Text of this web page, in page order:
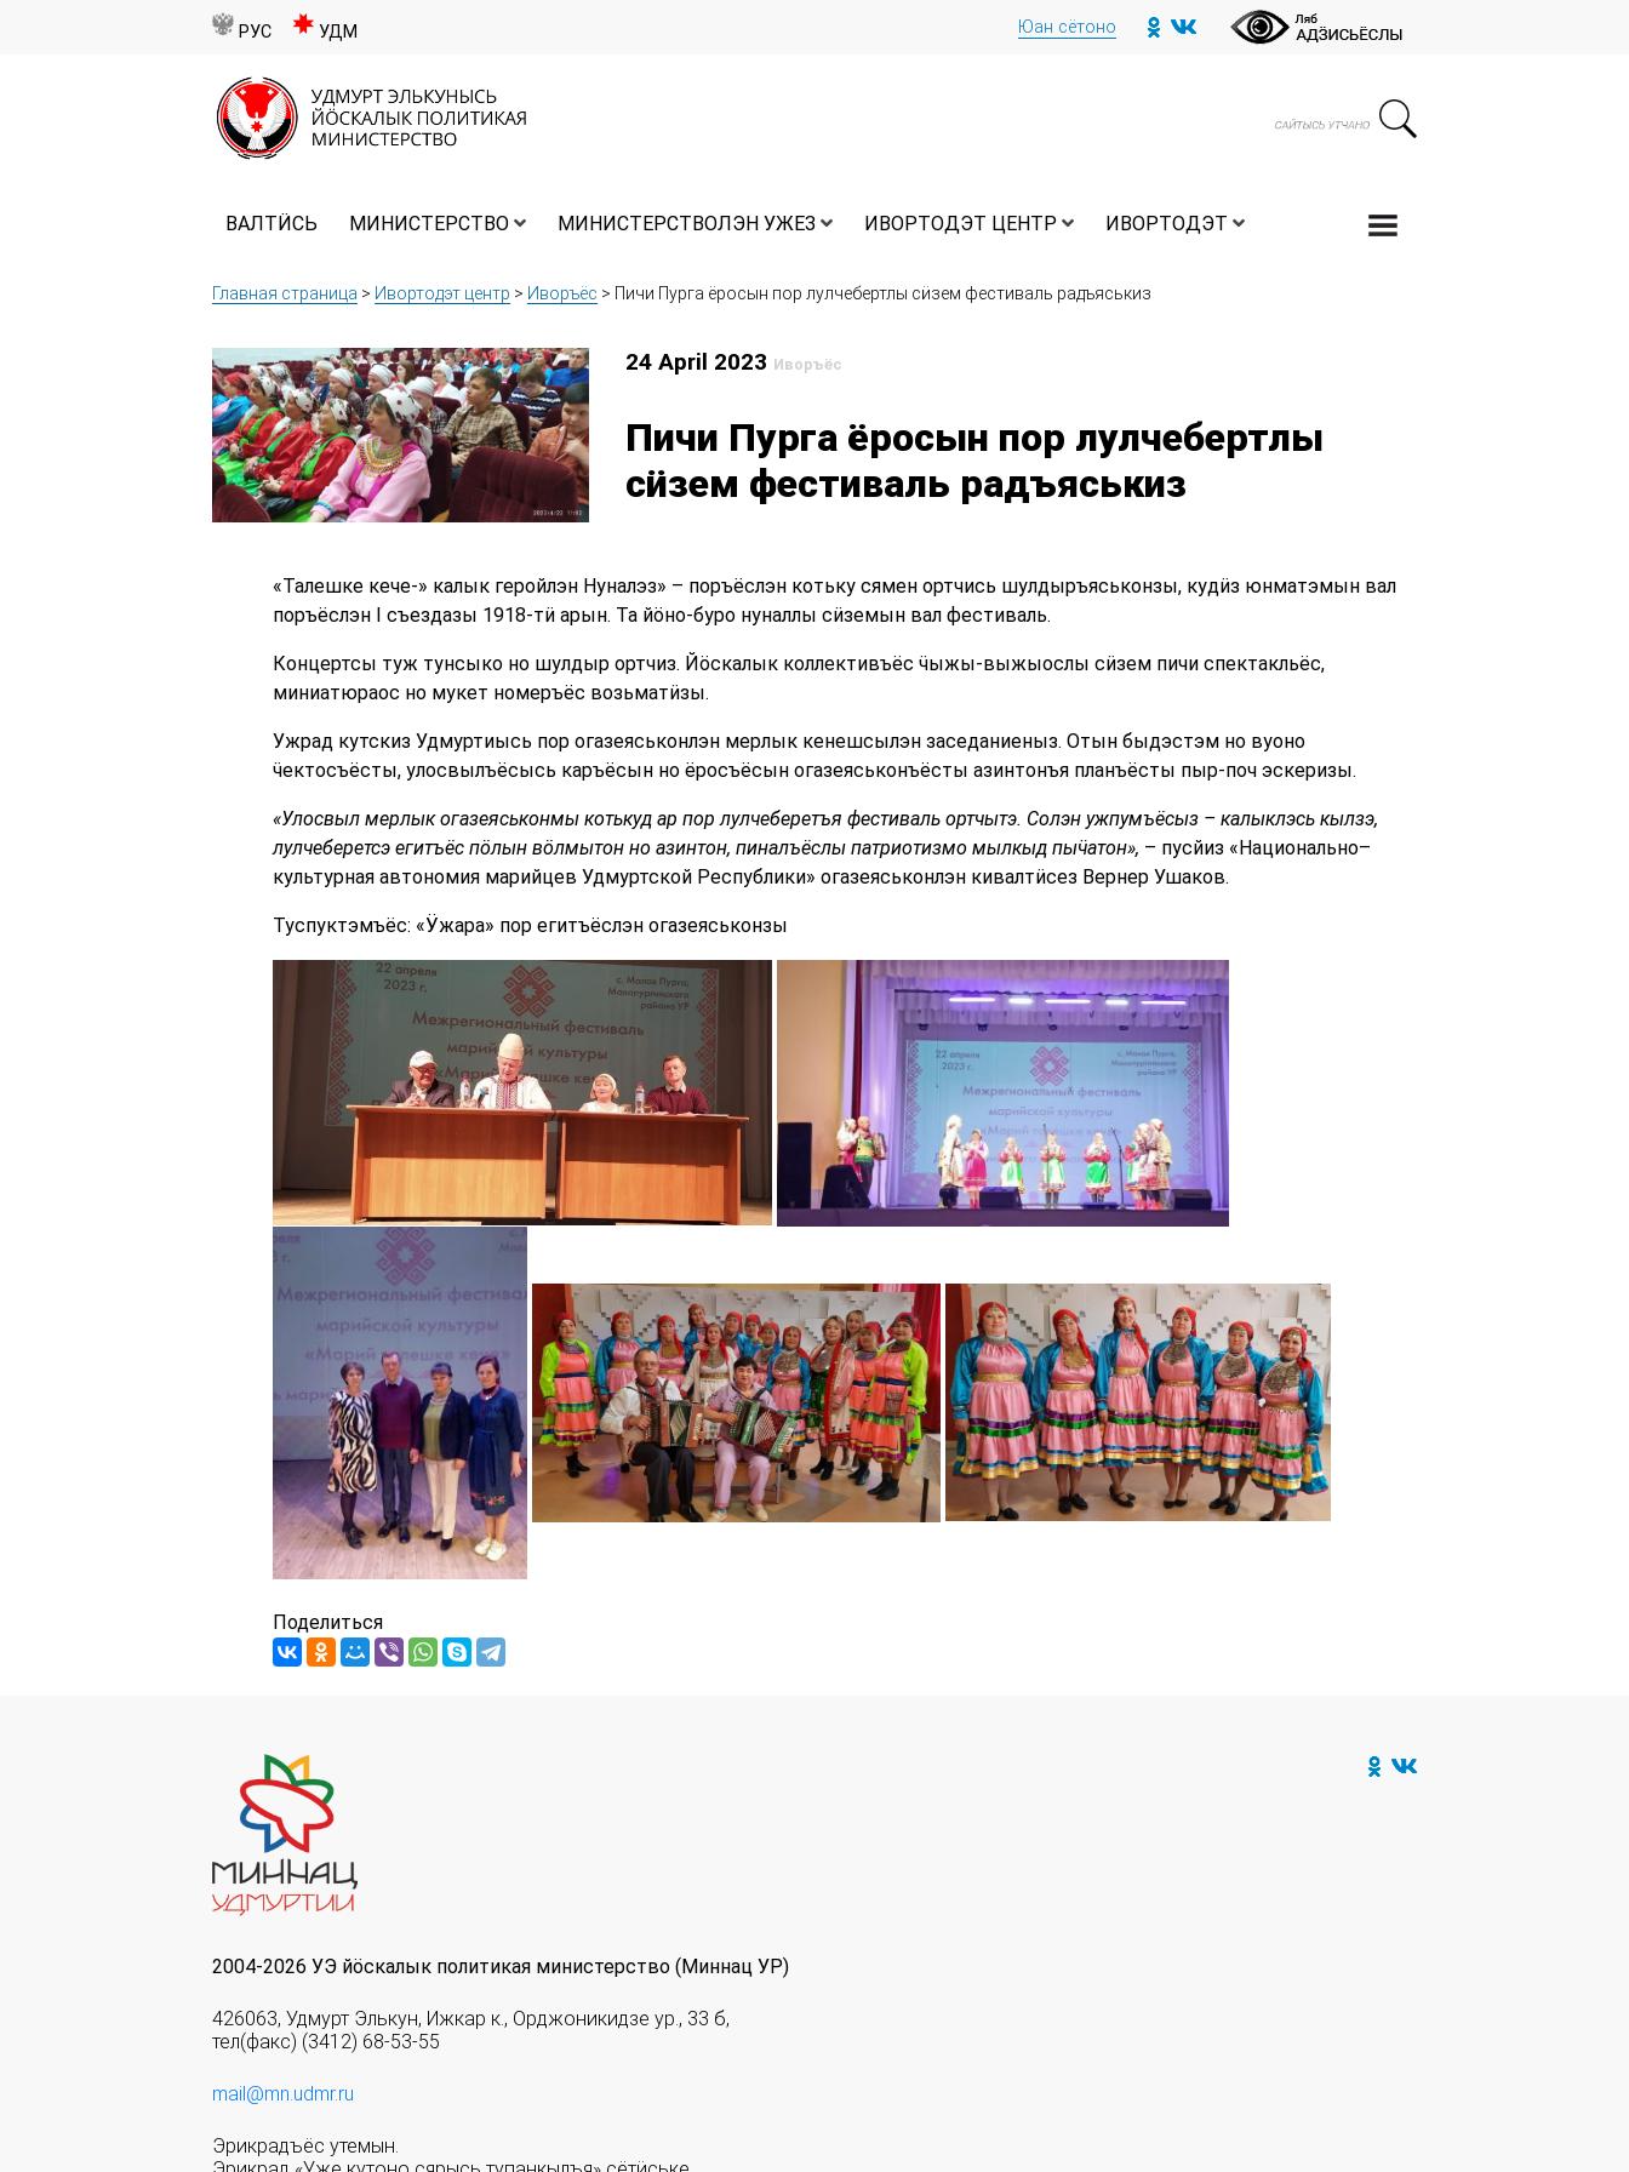
РУС УДМ Юан сётоно
ВАЛТӤСЬ МИНИСТЕРСТВО МИНИСТЕРСТВОЛЭН УЖЕЗ ИВОРТОДЭТ ЦЕНТР ИВОРТОДЭТ
Главная страница > Ивортодэт центр > Иворъёс > Пичи Пурга ёросын пор лулчебертлы сӥзем фестиваль радъяськиз
24 April 2023 Иворъёс
Пичи Пурга ёросын пор лулчебертлы
сӥзем фестиваль радъяськиз
«Талешке кече-» калык геройлэн Нуналэз» – поръёслэн котьку сямен ортчись шулдыръяськонзы, кудӥз юнматэмын вал
поръёслэн I съездазы 1918-тӥ арын. Та йӧно-буро нуналлы сӥземын вал фестиваль.
Концертсы туж тунсыко но шулдыр ортчиз. Йӧскалык коллективъёс ӵыжы-выжыослы сӥзем пичи спектакльёс,
миниатюраос но мукет номеръёс возьматӥзы.
Ужрад кутскиз Удмуртиысь пор огазеяськонлэн мерлык кенешсылэн заседаниеныз. Отын быдэстэм но вуоно
ӵектосъёсты, улосвылъёсысь каръёсын но ёросъёсын огазеяськонъёсты азинтонъя планъёсты пыр-поч эскеризы.
«Улосвыл мерлык огазеяськонмы котькуд ар пор лулчеберетъя фестиваль ортчытэ. Солэн ужпумъёсыз – калыклэсь кылзэ,
лулчеберетсэ егитъёс пӧлын вӧлмытон но азинтон, пиналъёслы патриотизмо мылкыд пыӵатон», – пусйиз «Национально–
культурная автономия марийцев Удмуртской Республики» огазеяськонлэн кивалтӥсез Вернер Ушаков.
Туспуктэмъёс: «Ӱжара» пор егитъёслэн огазеяськонзы
Поделиться
2004-2026 УЭ йöскалык политикая министерство (Миннац УР)
426063, Удмурт Элькун, Ижкар к., Орджоникидзе ур., 33 б,
тел(факс) (3412) 68-53-55
mail@mn.udmr.ru
Эрикрадъёс утемын.